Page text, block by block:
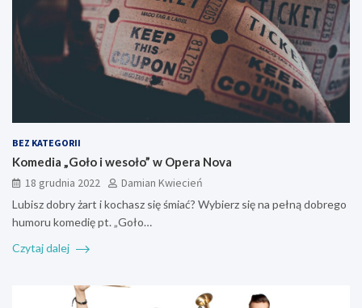
BEZ KATEGORII
Komedia „Goło i wesoło” w Opera Nova
18 grudnia 2022
Damian Kwiecień
Lubisz dobry żart i kochasz się śmiać? Wybierz się na pełną dobrego
humoru komedię pt. „Goło…
Czytaj dalej